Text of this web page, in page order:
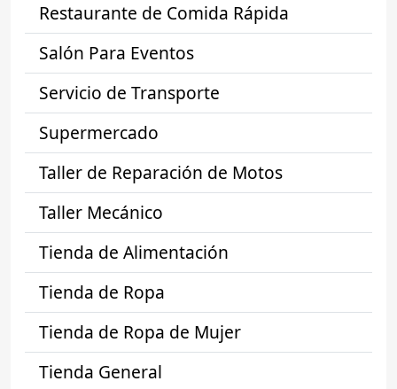
Restaurante de Comida Rápida
Salón Para Eventos
Servicio de Transporte
Supermercado
Taller de Reparación de Motos
Taller Mecánico
Tienda de Alimentación
Tienda de Ropa
Tienda de Ropa de Mujer
Tienda General